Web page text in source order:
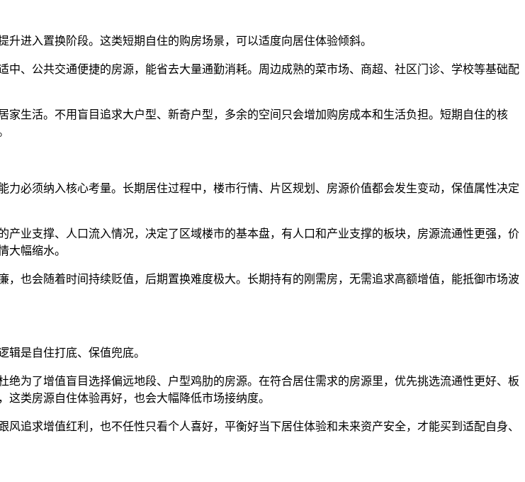
入置换阶段。这类短期自住的购房场景，可以适度向居住体验倾斜。
公共交通便捷的房源，能省去大量通勤消耗。周边成熟的菜市场、商超、社区门诊、学校等基础配
活。不用盲目追求大户型、新奇户型，多余的空间只会增加购房成本和生活负担。短期自住的核
须纳入核心考量。长期居住过程中，楼市行情、片区规划、房源价值都会发生变动，保值属性决定
支撑、人口流入情况，决定了区域楼市的基本盘，有人口和产业支撑的板块，房源流通性更强，价
大幅缩水。
会随着时间持续贬值，后期置换难度极大。长期持有的刚需房，无需追求高额增值，能抵御市场波
是自住打底、保值兜底。
了增值盲目选择偏远地段、户型鸡肋的房源。在符合居住需求的房源里，优先挑选流通性更好、板
类房源自住体验再好，也会大幅降低市场接纳度。
求增值红利，也不任性只看个人喜好，平衡好当下居住体验和未来资产安全，才能买到适配自身、